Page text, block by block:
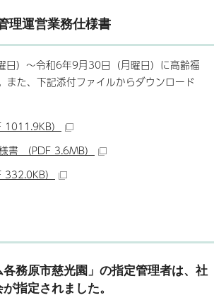
理運営業務仕様書
日）～令和6年9月30日（月曜日）に高齢福
また、下記添付ファイルからダウンロード
）
書 （PDF 3.6MB）
）
各務原市慈光園」の指定管理者は、社
指定されました。